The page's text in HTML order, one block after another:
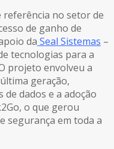
referência no setor de
de ganho de
da Seal Sistemas –
tecnologias para a
projeto envolveu a
geração,
dados e a adoção
o que gerou
segurança em toda a